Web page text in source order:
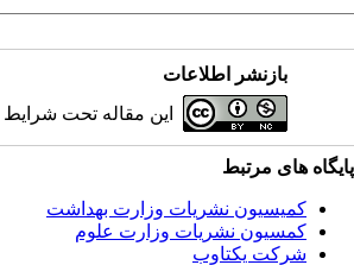
بازنشر اطلاعات
این مقاله تحت شرایط
پایگاه های مرتبط
کمیسیون نشریات وزارت بهداشت
کمسیون نشریات وزارت علوم
شرکت یکتاوب